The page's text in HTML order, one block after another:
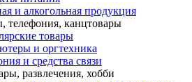
и алкогольная продукция
телефония, канцтовары
товары
и оргтехника
и средства связи
развлечения, хобби